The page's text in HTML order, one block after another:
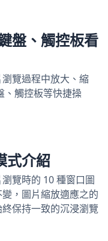
盤、觸控板看
覽過程中放大、縮
、觸控板等快捷操
式介紹
覽時的 10 種窗口圖
，圖片縮放適應之的
保持一致的沉浸瀏覽